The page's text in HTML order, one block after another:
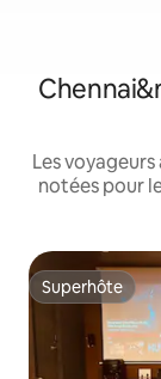
Les
notées pour
Superhôte
Superhôte